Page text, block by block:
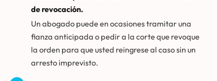
de revocación.
Un abogado puede en ocasiones tramitar una
fianza anticipada o pedir a la corte que revoque
la orden para que usted reingrese al caso sin un
arresto imprevisto.